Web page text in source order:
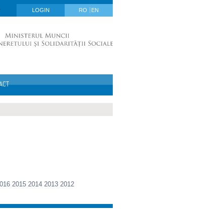
LOGIN RO EN
2015 2014 2013 2012